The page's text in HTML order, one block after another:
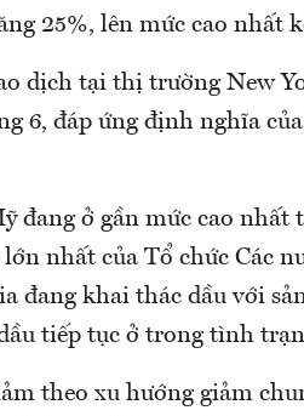
25%, lên mức cao nhất
dịch tại thị trường New
6, đáp ứng định nghĩa
đang ở gần mức cao
nhất của Tổ chức Các
đang khai thác dầu với
tiếp tục ở trong tình
theo xu hướng giảm